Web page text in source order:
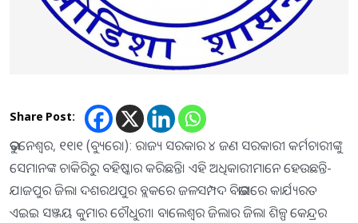
Share Post:
ଭୁବନେଶ୍ୱର, ୧୧ା୧ (ବ୍ୟୁରୋ): ରାଜ୍ୟ ସରକାର ୪ ଜଣ ସରକାରୀ କର୍ମଚାରୀଙ୍କୁ
ସେମାନଙ୍କ ଚାକିରିରୁ ବହିଷ୍କାର କରିଛନ୍ତି। ଏହି ଅଧିକାରୀମାନେ ହେଉଛନ୍ତି-
ଯାଜପୁର ଜିଲା ଦଶରଥପୁର ବ୍ଲକରେ ଜଳସମ୍ପଦ ବିଭାଗରେ କାର୍ଯ୍ୟରତ
ଏଇଇ ସଞ୍ଜୟ କୁମାର ଚୌଧୁରୀ। ବାଲେଶ୍ୱର ଜିଲାର ଜିଲା ଶିଳ୍ପ କେନ୍ଦ୍ରର